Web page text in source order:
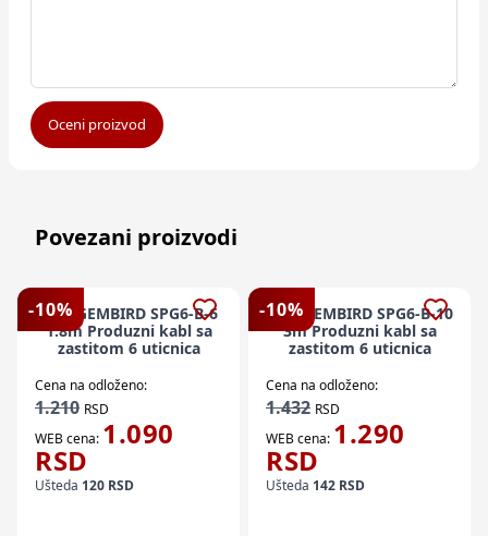
Oceni proizvod
Povezani proizvodi
-10%
Kabl GEMBIRD SPG6-B-6
1.8m Produzni kabl sa
zastitom 6 uticnica
Cena na odloženo:
1.210 RSD
WEB cena: 1.090
RSD
Ušteda 120 RSD
-10%
Kabl GEMBIRD SPG6-B-10
3m Produzni kabl sa
zastitom 6 uticnica
Cena na odloženo:
1.432 RSD
WEB cena: 1.290
RSD
Ušteda 142 RSD